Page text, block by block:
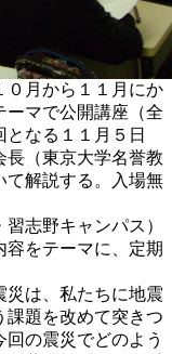
０月から１１月にか
ーマで公開講座（全
なる１１月５日
長（東京大学名誉教
て解説する。入場無
志野キャンパス）
容をテーマに、定期
は、私たちに地震
課題を改めて突きつ
の震災でどのよう